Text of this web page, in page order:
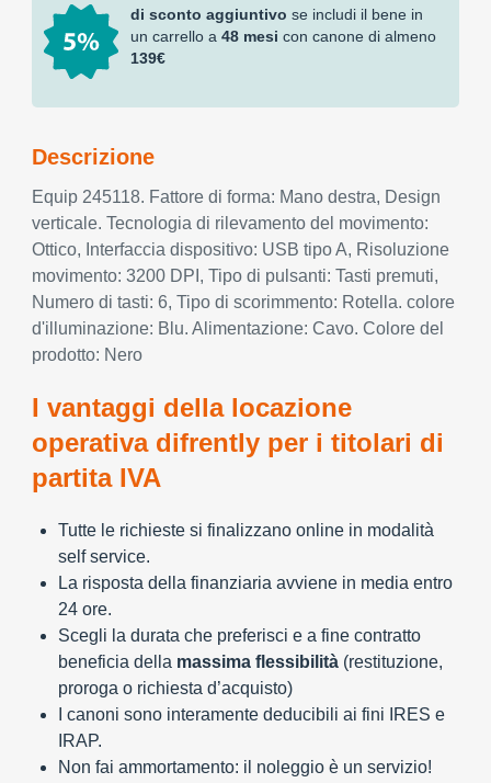
di sconto aggiuntivo se includi il bene in
un carrello a 48 mesi con canone di almeno
139€
Descrizione
Equip 245118. Fattore di forma: Mano destra, Design
verticale. Tecnologia di rilevamento del movimento:
Ottico, Interfaccia dispositivo: USB tipo A, Risoluzione
movimento: 3200 DPI, Tipo di pulsanti: Tasti premuti,
Numero di tasti: 6, Tipo di scorimmento: Rotella. colore
d'illuminazione: Blu. Alimentazione: Cavo. Colore del
prodotto: Nero
I vantaggi della locazione
operativa difrently per i titolari di
partita IVA
Tutte le richieste si finalizzano online in modalità
self service.
La risposta della finanziaria avviene in media entro
24 ore.
Scegli la durata che preferisci e a fine contratto
beneficia della massima flessibilità (restituzione,
proroga o richiesta d’acquisto)
I canoni sono interamente deducibili ai fini IRES e
IRAP.
Non fai ammortamento: il noleggio è un servizio!